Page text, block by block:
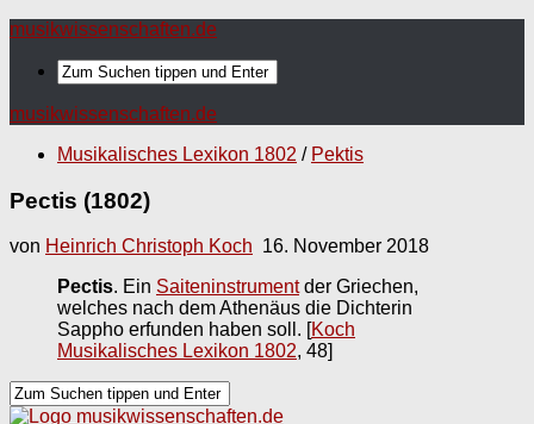
musikwissenschaften.de
musikwissenschaften.de
Musikalisches Lexikon 1802 / Pektis
Pectis (1802)
von Heinrich Christoph Koch 16. November 2018
Pectis. Ein Saiteninstrumentder Griechen,
welches nach dem Athenäus die Dichterin
Sappho erfunden haben soll. [Koch
Musikalisches Lexikon 1802, 48]